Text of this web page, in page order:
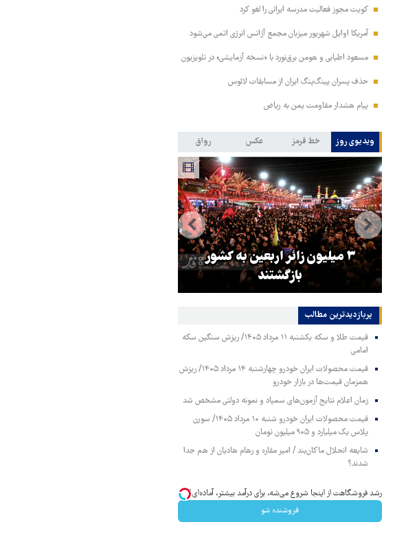
کویت مجوز فعالیت مدرسه ایرانی را لغو کرد
آمریکا اوایل شهریور میزبان مجمع آژانس انرژی اتمی می‌شود
مسعود اطیابی و هومن برق‌نورد با «نسخه آزمایشی» در تلویزیون
حذف پسران پینگ‌پنگ ایران از مسابقات لائوس
پیام هشدار مقاومت یمن به ریاض
ویدیوی روز خط قرمز عکس رواق
۳ میلیون زائر اربعین به کشور
بازگشتند
پربازدیدترین‌ مطالب
قیمت طلا و سکه یکشنبه ۱۱ مرداد ۱۴۰۵/ ریزش سنگین سکه
امامی
قیمت محصولات ایران خودرو چهارشنبه ۱۴ مرداد ۱۴۰۵/ ریزش
همزمان قیمت‌ها در بازار خودرو
زمان اعلام نتایج آزمون‌های سمپاد و نمونه دولتی مشخص شد
قیمت محصولات ایران خودرو شنبه ۱۰ مرداد ۱۴۰۵/ سورن
پلاس یک میلیارد و ۹۰۵ میلیون تومان
شایعه انحلال ماکان‌بند / امیر مقاره و رهام هادیان از هم جدا
شدند؟
رشد فروشگاهت از اینجا شروع می‌شه، برای درآمد بیشتر، آماده‌ای؟
فروشنده شو